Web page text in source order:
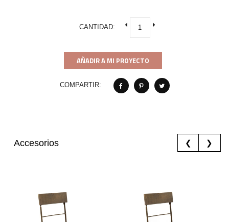
CANTIDAD:
AÑADIR A MI PROYECTO
COMPARTIR:
Accesorios ❮ ❯